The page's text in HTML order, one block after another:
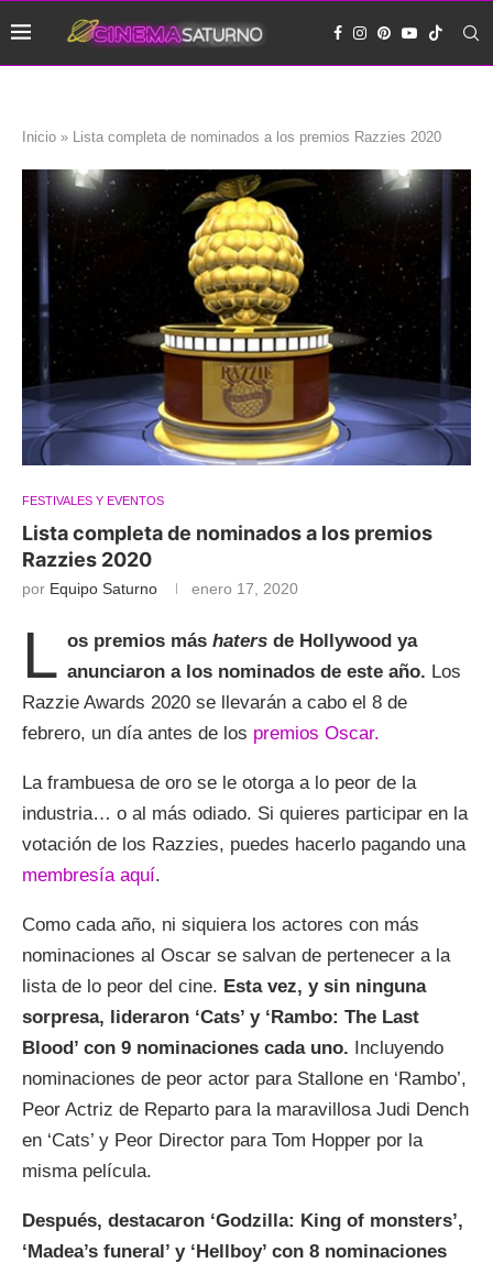
Inicio » Lista completa de nominados a los premios Razzies 2020
FESTIVALES Y EVENTOS
Lista completa de nominados a los premios
Razzies 2020
por Equipo Saturno enero 17, 2020
L os premios más haters de Hollywood ya
anunciaron a los nominados de este año. Los
Razzie Awards 2020 se llevarán a cabo el 8 de
febrero, un día antes de los premios Oscar.
La frambuesa de oro se le otorga a lo peor de la
industria… o al más odiado. Si quieres participar en la
votación de los Razzies, puedes hacerlo pagando una
membresía aquí.
Como cada año, ni siquiera los actores con más
nominaciones al Oscar se salvan de pertenecer a la
lista de lo peor del cine. Esta vez, y sin ninguna
sorpresa, lideraron ‘Cats’ y ‘Rambo: The Last
Blood’ con 9 nominaciones cada uno. Incluyendo
nominaciones de peor actor para Stallone en ‘Rambo’,
Peor Actriz de Reparto para la maravillosa Judi Dench
en ‘Cats’ y Peor Director para Tom Hopper por la
misma película.
Después, destacaron ‘Godzilla: King of monsters’,
‘Madea’s funeral’ y ‘Hellboy’ con 8 nominaciones